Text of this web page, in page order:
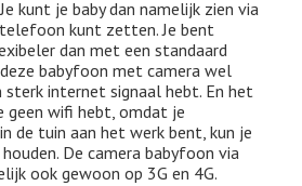
kunt je baby dan namelijk zien via
kunt zetten. Je bent
dan met een standaard
babyfoon met camera wel
sterk internet signaal hebt. En het
geen wifi hebt, omdat je
de tuin aan het werk bent, kun je
De camera babyfoon via
ook gewoon op 3G en 4G.